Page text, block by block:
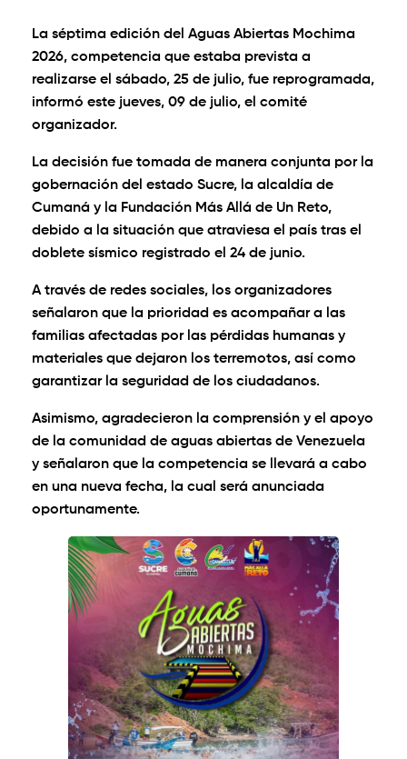
La séptima edición del Aguas Abiertas Mochima
2026, competencia que estaba prevista a
realizarse el sábado, 25 de julio, fue reprogramada,
informó este jueves, 09 de julio, el comité
organizador.
La decisión fue tomada de manera conjunta por la
gobernación del estado Sucre, la alcaldía de
Cumaná y la Fundación Más Allá de Un Reto,
debido a la situación que atraviesa el país tras el
doblete sísmico registrado el 24 de junio.
A través de redes sociales, los organizadores
señalaron que la prioridad es acompañar a las
familias afectadas por las pérdidas humanas y
materiales que dejaron los terremotos, así como
garantizar la seguridad de los ciudadanos.
Asimismo, agradecieron la comprensión y el apoyo
de la comunidad de aguas abiertas de Venezuela
y señalaron que la competencia se llevará a cabo
en una nueva fecha, la cual será anunciada
oportunamente.